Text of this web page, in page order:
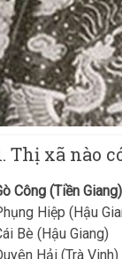
Thị xã nào
Công (Tiền Giang)
Hiệp (Hậu
Bè (Hậu Giang)
Hải (Trà Vinh)